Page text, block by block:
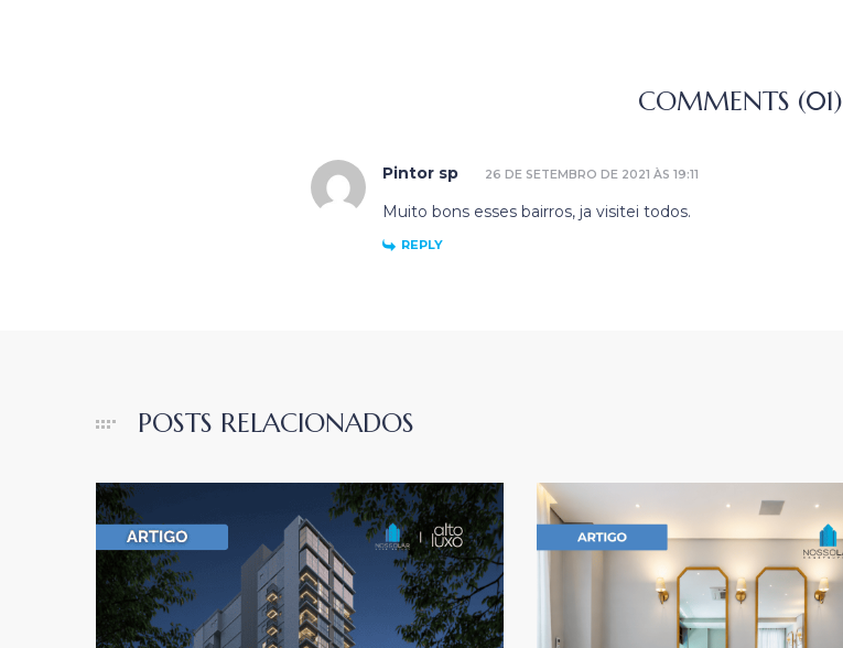
COMMENTS (01)
Pintor sp 26 DE SETEMBRO DE 2021 ÀS 19:11
Muito bons esses bairros, ja visitei todos.
REPLY
POSTS RELACIONADOS